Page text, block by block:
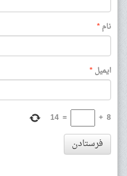
نام*
ایمیل*
8
+
=
14
فرستادن